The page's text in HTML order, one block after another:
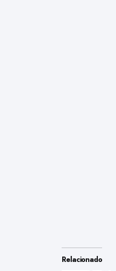
Relacionado